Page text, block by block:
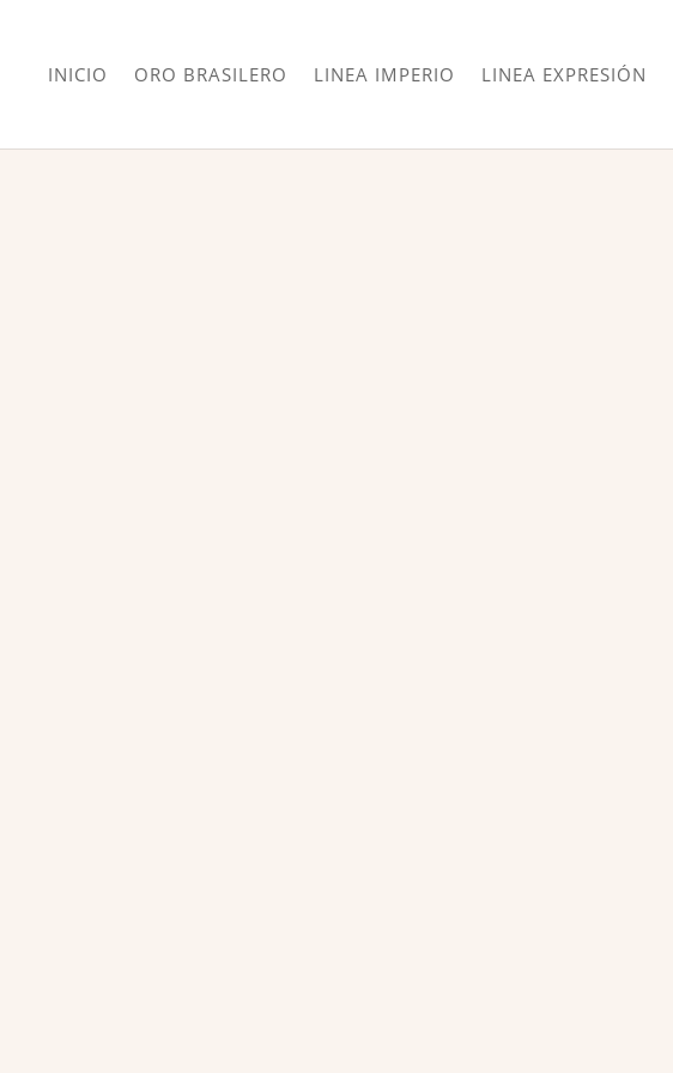
INICIO ORO BRASILERO LINEA IMPERIO LINEA EXPRESIÓN